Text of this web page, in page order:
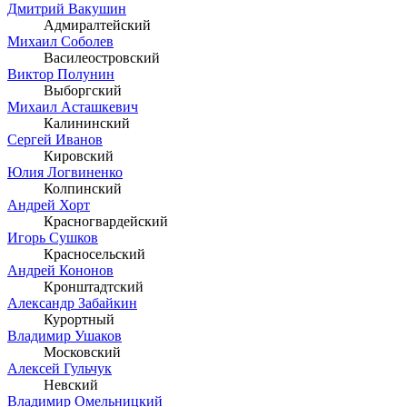
Дмитрий Вакушин
Адмиралтейский
Михаил Соболев
Василеостровский
Виктор Полунин
Выборгский
Михаил Асташкевич
Калининский
Сергей Иванов
Кировский
Юлия Логвиненко
Колпинский
Андрей Хорт
Красногвардейский
Игорь Сушков
Красносельский
Андрей Кононов
Кронштадтский
Александр Забайкин
Курортный
Владимир Ушаков
Московский
Алексей Гульчук
Невский
Владимир Омельницкий